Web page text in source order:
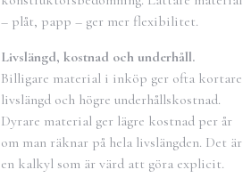
– plåt, papp – ger mer flexibilitet.
Livslängd, kostnad och underhåll.
Billigare material i inköp ger ofta kortare
livslängd och högre underhållskostnad.
Dyrare material ger lägre kostnad per år
om man räknar på hela livslängden. Det är
en kalkyl som är värd att göra explicit.